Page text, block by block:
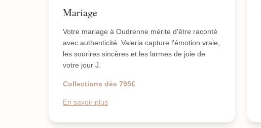
Mariage
Votre mariage à Oudrenne mérite d'être raconté
avec authenticité. Valeria capture l'émotion vraie,
les sourires sincères et les larmes de joie de
votre jour J.
Collections dès 795€
En savoir plus